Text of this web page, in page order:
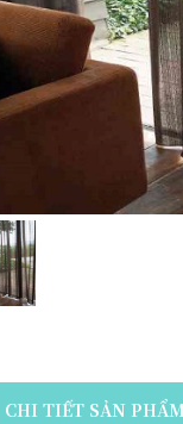
CHI TIẾT SẢN